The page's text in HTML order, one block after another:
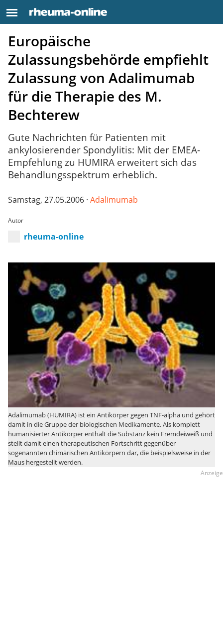
Europäische
Zulassungsbehörde empfiehlt
Zulassung von Adalimumab
für die Therapie des M.
Bechterew
Gute Nachrichten für Patienten mit
ankylosierender Spondylitis: Mit der EMEA-
Empfehlung zu HUMIRA erweitert sich das
Behandlungsspektrum erheblich.
Samstag, 27.05.2006 · Adalimumab
Autor
rheuma-online
Adalimumab (HUMIRA) ist ein Antikörper gegen TNF-alpha und gehört
damit in die Gruppe der biologischen Medikamente. Als komplett
humanisierter Antikörper enthält die Substanz kein Fremdeiweiß und
stellt damit einen therapeutischen Fortschritt gegenüber
sogenannten chimärischen Antikörpern dar, die beispielsweise in der
Maus hergestellt werden.